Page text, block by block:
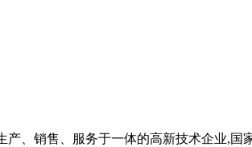
、销售、服务于一体的高新技术企业,